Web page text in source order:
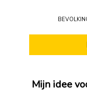
Mijn idee